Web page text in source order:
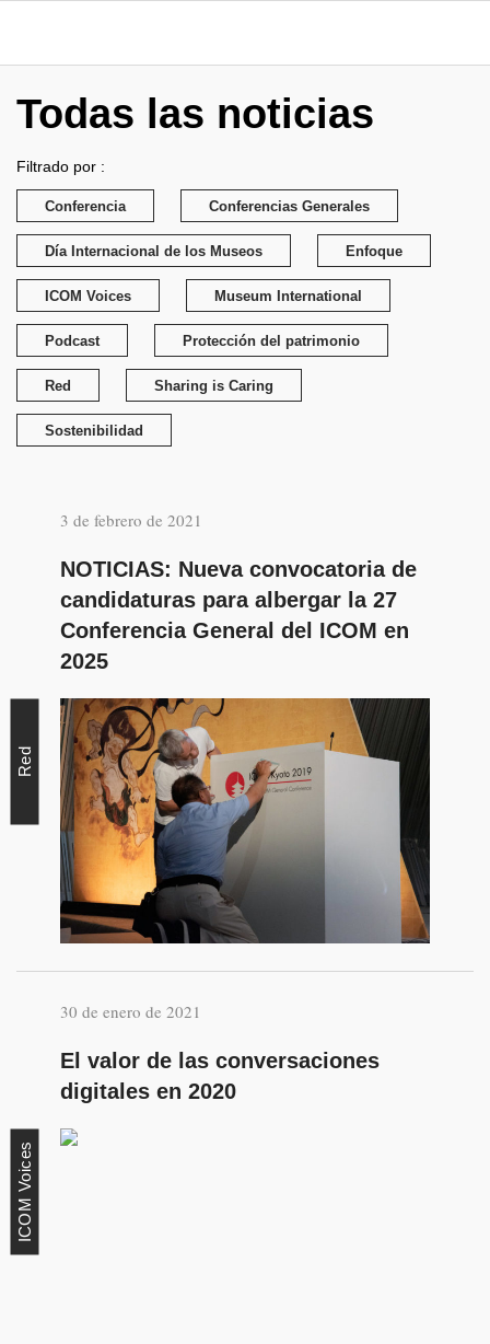
Todas las noticias
Filtrado por :
Conferencia Conferencias Generales
Día Internacional de los Museos Enfoque
ICOM Voices Museum International
Podcast Protección del patrimonio
Red Sharing is Caring
Sostenibilidad
3 de febrero de 2021
NOTICIAS: Nueva convocatoria de
candidaturas para albergar la 27
Conferencia General del ICOM en
2025
Red
30 de enero de 2021
El valor de las conversaciones
digitales en 2020
ICOM Voices